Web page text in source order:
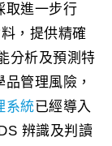
取進一步行
，提供精確
分析及預測特
管理風險，
系統已經導入
辨識及判讀